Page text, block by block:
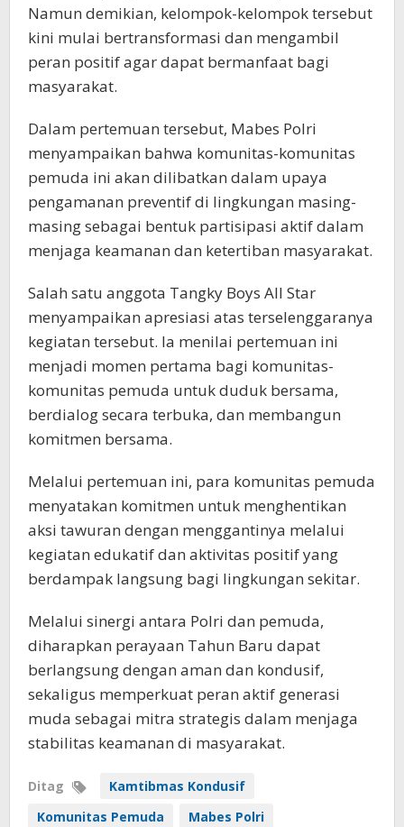
Namun demikian, kelompok-kelompok tersebut
kini mulai bertransformasi dan mengambil
peran positif agar dapat bermanfaat bagi
masyarakat.
Dalam pertemuan tersebut, Mabes Polri
menyampaikan bahwa komunitas-komunitas
pemuda ini akan dilibatkan dalam upaya
pengamanan preventif di lingkungan masing-
masing sebagai bentuk partisipasi aktif dalam
menjaga keamanan dan ketertiban masyarakat.
Salah satu anggota Tangky Boys All Star
menyampaikan apresiasi atas terselenggaranya
kegiatan tersebut. Ia menilai pertemuan ini
menjadi momen pertama bagi komunitas-
komunitas pemuda untuk duduk bersama,
berdialog secara terbuka, dan membangun
komitmen bersama.
Melalui pertemuan ini, para komunitas pemuda
menyatakan komitmen untuk menghentikan
aksi tawuran dengan menggantinya melalui
kegiatan edukatif dan aktivitas positif yang
berdampak langsung bagi lingkungan sekitar.
Melalui sinergi antara Polri dan pemuda,
diharapkan perayaan Tahun Baru dapat
berlangsung dengan aman dan kondusif,
sekaligus memperkuat peran aktif generasi
muda sebagai mitra strategis dalam menjaga
stabilitas keamanan di masyarakat.
Ditag
Kamtibmas Kondusif
Komunitas Pemuda
Mabes Polri